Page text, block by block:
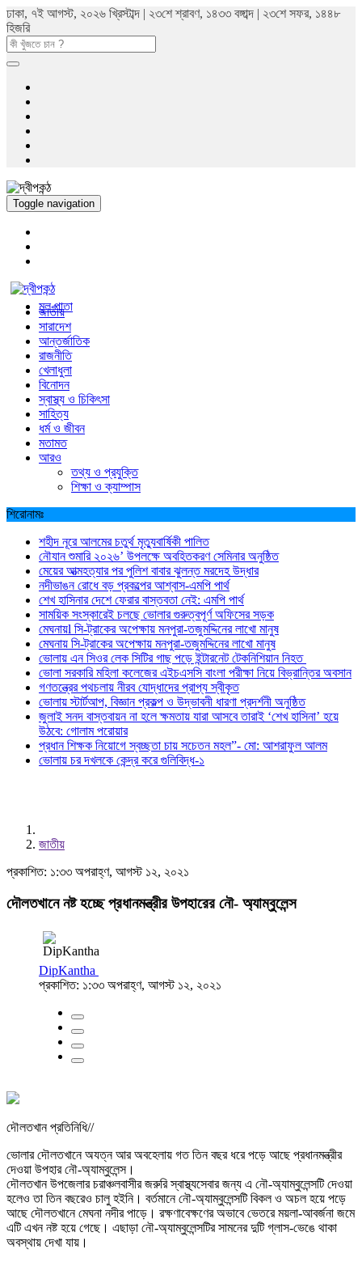
ঢাকা, ৭ই আগস্ট, ২০২৬ খ্রিস্টাব্দ | ২৩শে শ্রাবণ, ১৪৩৩ বঙ্গাব্দ | ২৩শে সফর, ১৪৪৮
হিজরি
Toggle navigation
মুল পাতা
জাতীয়
সারাদেশ
আন্তর্জাতিক
রাজনীতি
খেলাধুলা
বিনোদন
স্বাস্থ্য ও চিকিৎসা
সাহিত্য
ধর্ম ও জীবন
মতামত
আরও
তথ্য ও প্রযুক্তি
শিক্ষা ও ক্যাম্পাস
শিরোনামঃ
শহীদ নূরে আলমের চতুর্থ মৃত্যুবার্ষিকী পালিত
নৌযান শুমারি ২০২৬’ উপলক্ষে অবহিতকরণ সেমিনার অনুষ্ঠিত
মেয়ের আত্মহত্যার পর পুলিশ বাবার ঝুলন্ত মরদেহ উদ্ধার
নদীভাঙন রোধে বড় প্রকল্পের আশ্বাস-এমপি পার্থ
শেখ হাসিনার দেশে ফেরার বাস্তবতা নেই: এমপি পার্থ
সাময়িক সংস্কারেই চলছে ভোলার গুরুত্বপূর্ণ অফিসের সড়ক
মেঘনায়l সি-ট্রাকের অপেক্ষায় মনপুরা-তজুমদ্দিনের লাখো মানুষ
মেঘনায় সি-ট্রাকের অপেক্ষায় মনপুরা-তজুমদ্দিনের লাখো মানুষ
ভোলায় এন সিওর লেক সিটির গাছ পড়ে ইন্টারনেট টেকনিশিয়ান নিহত
ভোলা সরকারি মহিলা কলেজের এইচএসসি বাংলা পরীক্ষা নিয়ে বিভ্রান্তির অবসান
গণতন্ত্রের পথচলায় নীরব যোদ্ধাদের প্রাপ্য স্বীকৃত
ভোলায় স্টার্টআপ, বিজ্ঞান প্রকল্প ও উদ্ভাবনী ধারণা প্রদর্শনী অনুষ্ঠিত
জুলাই সনদ বাস্তবায়ন না হলে ক্ষমতায় যারা আসবে তারাই ‘শেখ হাসিনা’ হয়ে
উঠবে: গোলাম পরোয়ার
প্রধান শিক্ষক নিয়োগে স্বচ্ছতা চায় সচেতন মহল”- মো: আশরাফুল আলম
ভোলায় চর দখলকে কেন্দ্র করে গুলিবিদ্ধ-১
জাতীয়
প্রকাশিত: ১:৩৩ অপরাহ্ণ, আগস্ট ১২, ২০২১
দৌলতখানে নষ্ট হচ্ছে প্রধানমন্ত্রীর উপহারের নৌ- অ্যাম্বুলেন্স
DipKantha
প্রকাশিত: ১:৩৩ অপরাহ্ণ, আগস্ট ১২, ২০২১
দৌলতখান প্রতিনিধি//
ভোলার দৌলতখানে অযত্ন আর অবহেলায় গত তিন বছর ধরে পড়ে আছে প্রধানমন্ত্রীর
দেওয়া উপহার নৌ-অ্যাম্বুলেন্স।
দৌলতখান উপজেলার চরাঞ্চলবাসীর জরুরি স্বাস্থ্যসেবার জন্য এ নৌ-অ্যাম্বুলেন্সটি দেওয়া
হলেও তা তিন বছরেও চালু হইনি। বর্তমানে নৌ-অ্যাম্বুলেন্সটি বিকল ও অচল হয়ে পড়ে
আছে দৌলতখানে মেঘনা নদীর পাড়ে। রক্ষণাবেক্ষণের অভাবে ভেতরে ময়লা-আবর্জনা জমে
এটি এখন নষ্ট হয়ে গেছে। এছাড়া নৌ-অ্যাম্বুলেন্সটির সামনের দুটি গ্লাস-ভেঙে থাকা
অবস্থায় দেখা যায়।